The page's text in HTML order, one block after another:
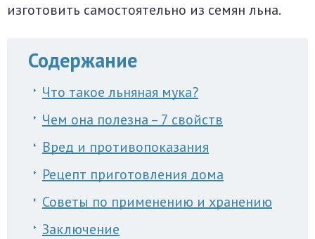
изготовить самостоятельно из семян льна.
Содержание
Что такое льняная мука?
Чем она полезна – 7 свойств
Вред и противопоказания
Рецепт приготовления дома
Советы по применению и хранению
Заключение